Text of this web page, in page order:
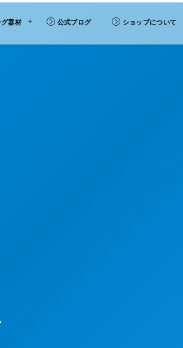
グ器材 公式ブログ ショップについて